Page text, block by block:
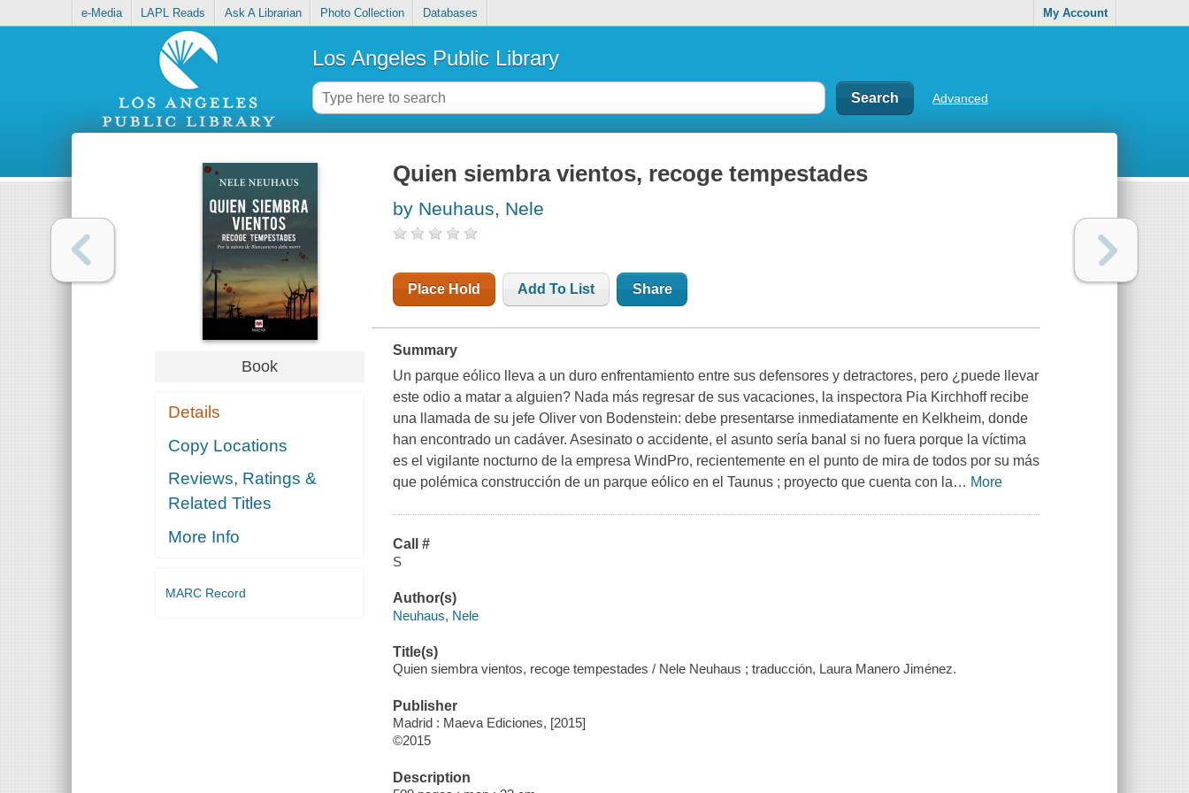
e-Media LAPL Reads Ask A Librarian Photo Collection Databases My Account
Los Angeles Public Library
Advanced
Book
Details
Copy Locations
Reviews, Ratings &
Related Titles
More Info
MARC Record
Quien siembra vientos, recoge tempestades
by Neuhaus, Nele
Place Hold Add To List Share
Summary
Un parque eólico lleva a un duro enfrentamiento entre sus defensores y detractores, pero ¿puede llevar
este odio a matar a alguien? Nada más regresar de sus vacaciones, la inspectora Pia Kirchhoff recibe
una llamada de su jefe Oliver von Bodenstein: debe presentarse inmediatamente en Kelkheim, donde
han encontrado un cadáver. Asesinato o accidente, el asunto sería banal si no fuera porque la víctima
es el vigilante nocturno de la empresa WindPro, recientemente en el punto de mira de todos por su más
que polémica construcción de un parque eólico en el Taunus ; proyecto que cuenta con la… More
Call #
S
Author(s)
Neuhaus, Nele
Title(s)
Quien siembra vientos, recoge tempestades / Nele Neuhaus ; traducción, Laura Manero Jiménez.
Publisher
Madrid : Maeva Ediciones, [2015]
©2015
Description